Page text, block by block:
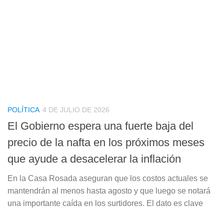
POLÍTICA 4 DE JULIO DE 2026
El Gobierno espera una fuerte baja del
precio de la nafta en los próximos meses
que ayude a desacelerar la inflación
En la Casa Rosada aseguran que los costos actuales se
mantendrán al menos hasta agosto y que luego se notará
una importante caída en los surtidores. El dato es clave